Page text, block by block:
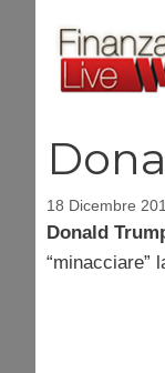
contenuto
18 Dicembre
Donald
“minacciare”